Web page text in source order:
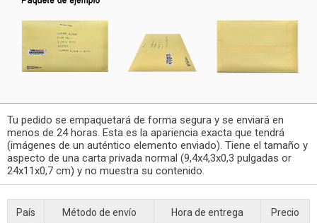
Tu pedido se empaquetará de forma segura y se enviará en
menos de 24 horas. Esta es la apariencia exacta que tendrá
(imágenes de un auténtico elemento enviado). Tiene el tamaño y
aspecto de una carta privada normal (9,4x4,3x0,3 pulgadas or
24x11x0,7 cm) y no muestra su contenido.
País Método de envío Hora de entrega
Precio